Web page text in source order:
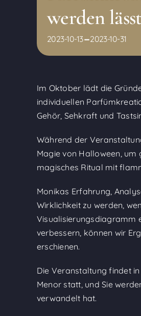
werden
2023-10-13-2023-10-31
Im Oktober lädt die
individuellen
Gehör, Sehkraft und
Während der
Magie von Halloween, um
magisches Ritual mit
Monikas Erfahrung,
Wirklichkeit zu werden,
Visualisierungsdiagramm
verbessern, können wir
erschienen.
Die Veranstaltung findet
Menor statt, und Sie
verwandelt hat.